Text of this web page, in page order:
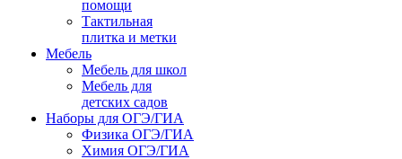
помощи
Тактильная
плитка и метки
Мебель
Мебель для школ
Мебель для
детских садов
Наборы для ОГЭ/ГИА
Физика ОГЭ/ГИА
Химия ОГЭ/ГИА